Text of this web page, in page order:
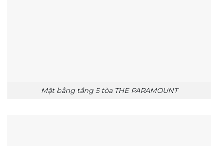
Mặt bằng tầng 5 tòa THE PARAMOUNT